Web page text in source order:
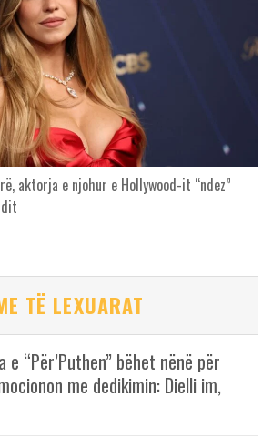
aktorja e njohur e Hollywood-it “ndez”
TË LEXUARAT
“Për’Puthen” bëhet nënë për
me dedikimin: Dielli im,